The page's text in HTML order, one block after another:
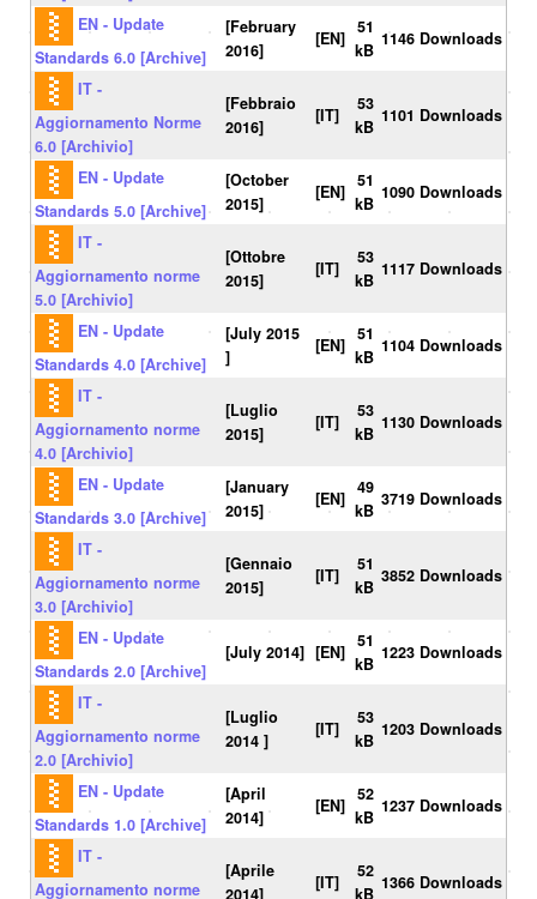
EN - Update
Standards 6.0 [Archive]
[February
2016]
[EN]
51
kB
1146 Downloads
IT -
Aggiornamento Norme
6.0 [Archivio]
[Febbraio
2016]
[IT]
53
kB
1101 Downloads
EN - Update
Standards 5.0 [Archive]
[October
2015]
[EN]
51
kB
1090 Downloads
IT -
Aggiornamento norme
5.0 [Archivio]
[Ottobre
2015]
[IT]
53
kB
1117 Downloads
EN - Update
Standards 4.0 [Archive]
[July 2015
]
[EN]
51
kB
1104 Downloads
IT -
Aggiornamento norme
4.0 [Archivio]
[Luglio
2015]
[IT]
53
kB
1130 Downloads
EN - Update
Standards 3.0 [Archive]
[January
2015]
[EN]
49
kB
3719 Downloads
IT -
Aggiornamento norme
3.0 [Archivio]
[Gennaio
2015]
[IT]
51
kB
3852 Downloads
EN - Update
Standards 2.0 [Archive]
[July 2014] [EN]
51
kB
1223 Downloads
IT -
Aggiornamento norme
2.0 [Archivio]
[Luglio
2014 ]
[IT]
53
kB
1203 Downloads
EN - Update
Standards 1.0 [Archive]
[April
2014]
[EN]
52
kB
1237 Downloads
IT -
Aggiornamento norme
[Aprile
2014]
[IT]
52
kB
1366 Downloads